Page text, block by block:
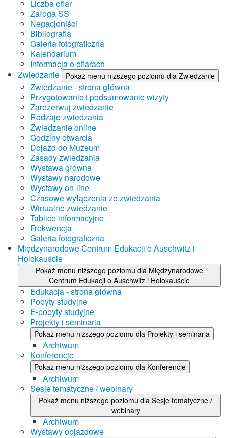
Liczba ofiar
Załoga SS
Negacjoniści
Bibliografia
Galeria fotograficzna
Kalendarium
Informacja o ofiarach
Zwiedzanie
Pokaż menu niższego poziomu dla Zwiedzanie
Zwiedzanie - strona główna
Przygotowanie i podsumowanie wizyty
Zarezerwuj zwiedzanie
Rodzaje zwiedzania
Zwiedzanie online
Godziny otwarcia
Dojazd do Muzeum
Zasady zwiedzania
Wystawa główna
Wystawy narodowe
Wystawy on-line
Czasowe wyłączenia ze zwiedzania
Wirtualne zwiedzanie
Tablice informacyjne
Frekwencja
Galeria fotograficzna
Międzynarodowe Centrum Edukacji o Auschwitz i
Holokauście
Pokaż menu niższego poziomu dla Międzynarodowe
Centrum Edukacji o Auschwitz i Holokauście
Edukacja - strona główna
Pobyty studyjne
E-pobyty studyjne
Projekty i seminaria
Pokaż menu niższego poziomu dla Projekty i seminaria
Archiwum
Konferencje
Pokaż menu niższego poziomu dla Konferencje
Archiwum
Sesje tematyczne / webinary
Pokaż menu niższego poziomu dla Sesje tematyczne /
webinary
Archiwum
Wystawy objazdowe